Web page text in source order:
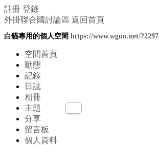
註冊 登錄
外掛聯合國討論區 返回首頁
白貓專用的個人空間 https://www.wgun.net/
空間首頁
動態
記錄
日誌
相冊
主題
分享
留言板
個人資料